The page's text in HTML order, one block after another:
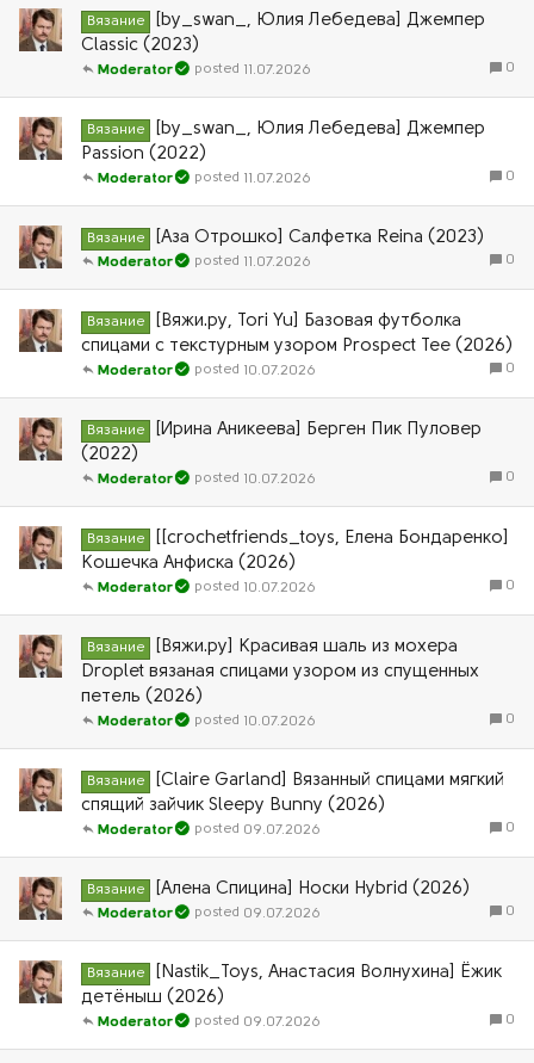
Вязание
[by_swan_, Юлия Лебедева] Джемпер
Classic (2023)
0
11.07.2026
Moderator
Вязание
[by_swan_, Юлия Лебедева] Джемпер
Passion (2022)
0
11.07.2026
Moderator
Вязание [Аза Отрошко] Салфетка Reina (2023)
0
11.07.2026
Moderator
Вязание
[Вяжи.ру, Tori Yu] Базовая футболка
спицами с текстурным узором Prospect Tee (2026)
0
10.07.2026
Moderator
Вязание
[Ирина Аникеева] Берген Пик Пуловер
(2022)
0
10.07.2026
Moderator
Вязание
[[crochetfriends_toys, Елена Бондаренко]
Кошечка Анфиска (2026)
0
10.07.2026
Moderator
Вязание
[Вяжи.ру] Красивая шаль из мохера
Droplet вязаная спицами узором из спущенных
петель (2026)
0
10.07.2026
Moderator
Вязание
[Claire Garland] Вязанный спицами мягкий
спящий зайчик Sleepy Bunny (2026)
0
09.07.2026
Moderator
Вязание [Алена Спицина] Носки Hybrid (2026)
0
09.07.2026
Moderator
Вязание
[Nastik_Toys, Анастасия Волнухина] Ёжик
детёныш (2026)
0
09.07.2026
Moderator